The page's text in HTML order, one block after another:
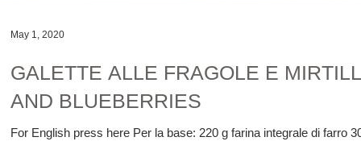
GALETTE ALLE FRAGOLE E
AND BLUEBERRIES
For English press here Per la base: 220 g farina integrale di farro
May 1, 2020